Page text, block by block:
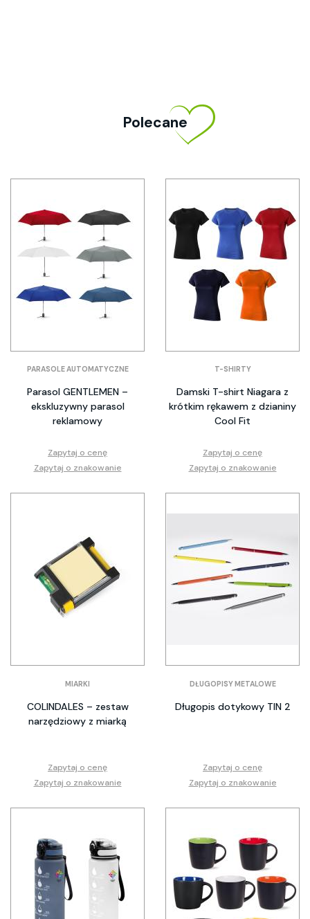
Polecane
PARASOLE AUTOMATYCZNE
Parasol GENTLEMEN –
ekskluzywny parasol
reklamowy
Zapytaj o cenę
Zapytaj o znakowanie
T-SHIRTY
Damski T-shirt Niagara z
krótkim rękawem z dzianiny
Cool Fit
Zapytaj o cenę
Zapytaj o znakowanie
MIARKI
COLINDALES – zestaw
narzędziowy z miarką
Zapytaj o cenę
Zapytaj o znakowanie
DŁUGOPISY METALOWE
Długopis dotykowy TIN 2
Zapytaj o cenę
Zapytaj o znakowanie